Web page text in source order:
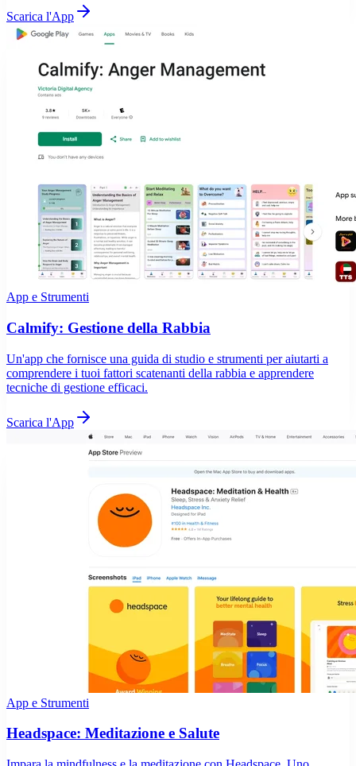
Scarica l'App
App e Strumenti
Calmify: Gestione della Rabbia
Un'app che fornisce una guida di studio e strumenti per aiutarti a
comprendere i tuoi fattori scatenanti della rabbia e apprendere
tecniche di gestione efficaci.
Scarica l'App
App e Strumenti
Headspace: Meditazione e Salute